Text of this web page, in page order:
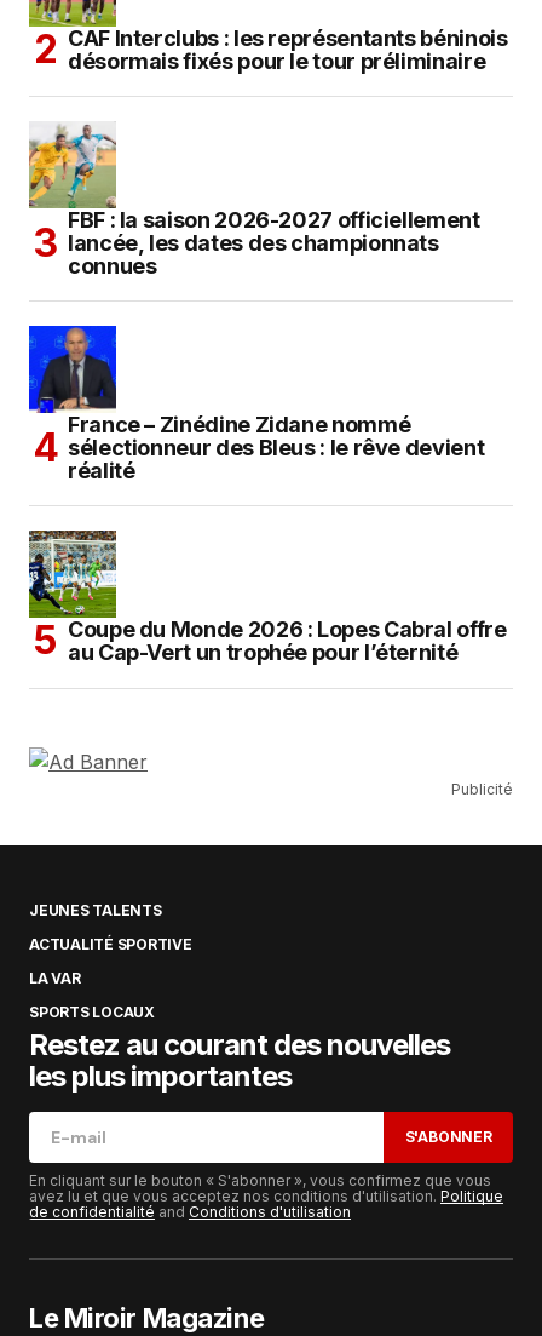
CAF Interclubs : les représentants béninois
désormais fixés pour le tour préliminaire
FBF : la saison 2026-2027 officiellement
lancée, les dates des championnats
connues
France – Zinédine Zidane nommé
sélectionneur des Bleus : le rêve devient
réalité
Coupe du Monde 2026 : Lopes Cabral offre
au Cap-Vert un trophée pour l’éternité
Publicité
JEUNES TALENTS
ACTUALITÉ SPORTIVE
LA VAR
SPORTS LOCAUX
Restez au courant des nouvelles
les plus importantes
S'ABONNER
En cliquant sur le bouton « S'abonner », vous confirmez que vous
avez lu et que vous acceptez nos conditions d'utilisation. Politique
de confidentialité and Conditions d'utilisation
Le Miroir Magazine